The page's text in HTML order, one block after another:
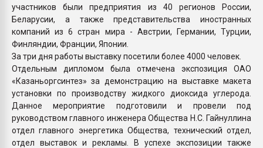
участников были предприятия из 40 регионов России,
Беларусии, а также представительства иностранных
компаний из 6 стран мира - Австрии, Германии, Турции,
Финляндии, Франции, Японии.
За три дня работы выставку посетили более 4000 человек.
Отдельным дипломом была отмечена экспозиция ОАО
«Казаньоргсинтез» за демонстрацию на выставке макета
установки по производству жидкого диоксида углерода.
Данное мероприятие подготовили и провели под
руководством главного инженера Общества Н.С. Гайнуллина
отдел главного энергетика Общества, технический отдел,
отдел выставок и рекламы. В успехе экспозиции также